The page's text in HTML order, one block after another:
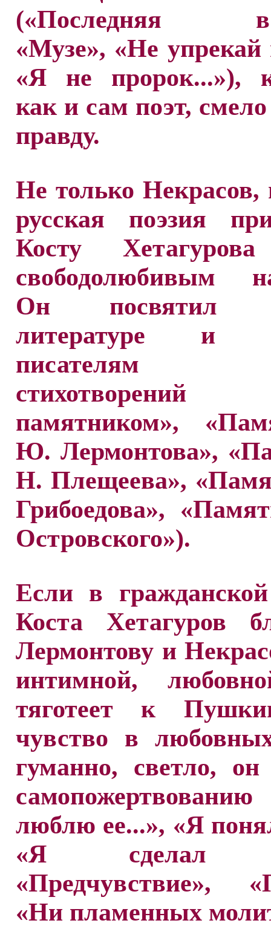
(«Последняя
«Музе», «Не упрекай
«Я не пророк...»),
как и сам поэт,
правду.
Не только Некрасов,
русская поэзия
Косту
свободолюбивым
Он посвятил
литературе и
писателям
стихотворений
памятником»,
Ю. Лермонтова»,
Н. Плещеева»,
Грибоедова»,
Островского»).
Если в
Коста Хетагуров
Лермонтову и
интимной,
тяготеет к
чувство в
гуманно, светло,
люблю ее...», «Я
«Я сделал
«Предчувствие»,
«Ни пламенных